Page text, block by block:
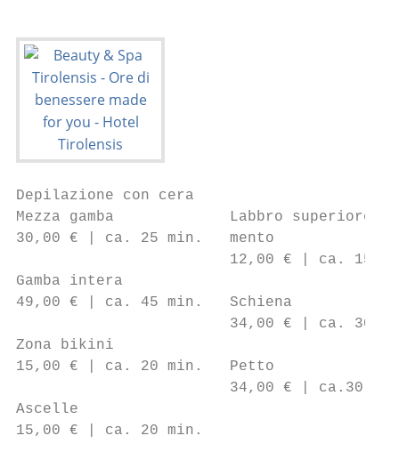
Depilazione con cera
Mezza gamba             Labbro superiore/
30,00 € | ca. 25 min.   mento
12,00 € | ca. 15
Gamba intera
49,00 € | ca. 45 min.   Schiena
34,00 € | ca. 30
Zona bikini
15,00 € | ca. 20 min.   Petto
34,00 € | ca.30
Ascelle
15,00 € | ca. 20 min.